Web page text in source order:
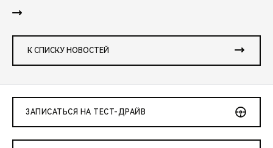
К СПИСКУ НОВОСТЕЙ
ЗАПИСАТЬСЯ НА ТЕСТ-ДРАЙВ